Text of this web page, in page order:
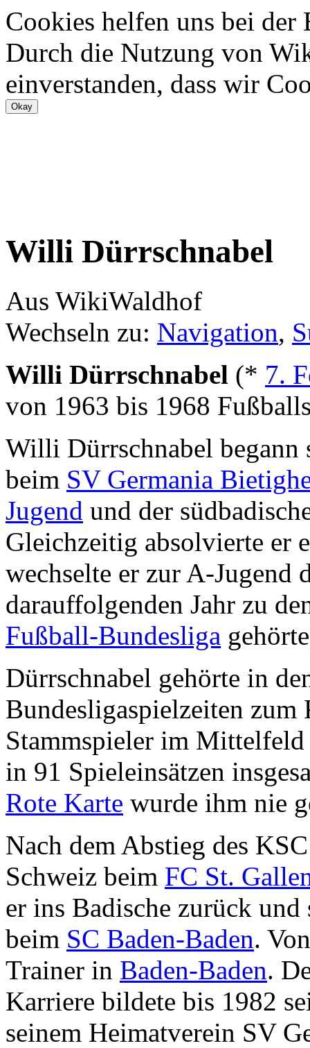
Cookies helfen uns bei
Durch die Nutzung von
einverstanden, dass wir
Willi Dürrschnabel
Aus WikiWaldhof
Wechseln zu: Navigation,
Willi Dürrschnabel (* 7.
von 1963 bis 1968
Willi Dürrschnabel begann
beim SV Germania
Jugend und der
Gleichzeitig absolvierte er
wechselte er zur A-Jugend
darauffolgenden Jahr zu
Fußball-Bundesliga
Dürrschnabel gehörte in
Bundesligaspielzeiten zum
Stammspieler im
in 91 Spieleinsätzen
Rote Karte wurde ihm nie
Nach dem Abstieg des
Schweiz beim FC St.
er ins Badische zurück
beim SC Baden-Baden.
Trainer in Baden-Baden.
Karriere bildete bis 1982
seinem Heimatverein SV